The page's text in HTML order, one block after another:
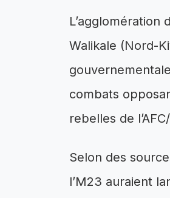
L’agglomération
Walikale (Nord-
combats
rebelles de
Selon des
l’M23 auraient